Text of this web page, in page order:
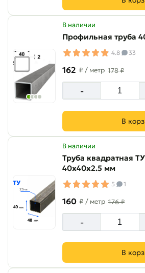
В наличии
Профильная труба
4.8 33
162 ₽ / метр 178 ₽
-
В
В наличии
Труба квадратная ТУ
40х40х2.5 мм
5 1
160 ₽ / метр 176 ₽
-
В